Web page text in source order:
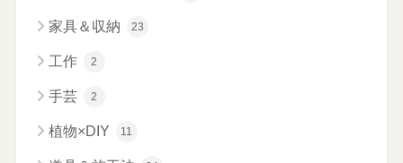
家具＆収納 23
工作 2
手芸 2
植物×DIY 11